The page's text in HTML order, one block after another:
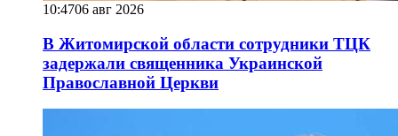
10:4706 авг 2026
В Житомирской области сотрудники ТЦК
задержали священника Украинской
Православной Церкви